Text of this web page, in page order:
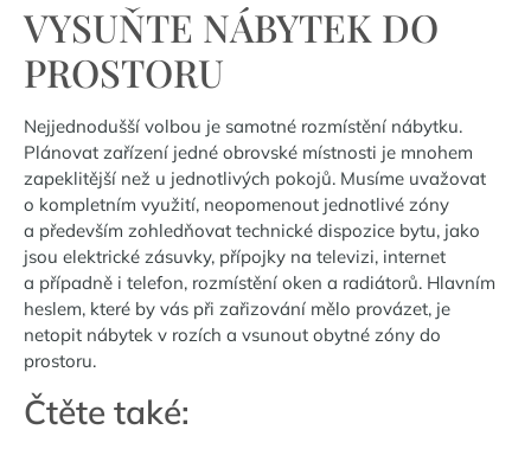
VYSUŇTE NÁBYTEK DO
PROSTORU
Nejjednodušší volbou je samotné rozmístění nábytku.
Plánovat zařízení jedné obrovské místnosti je mnohem
zapeklitější než u jednotlivých pokojů. Musíme uvažovat
o kompletním využití, neopomenout jednotlivé zóny
a především zohledňovat technické dispozice bytu, jako
jsou elektrické zásuvky, přípojky na televizi, internet
a případně i telefon, rozmístění oken a radiátorů. Hlavním
heslem, které by vás při zařizování mělo provázet, je
netopit nábytek v rozích a vsunout obytné zóny do
prostoru.
Čtěte také: